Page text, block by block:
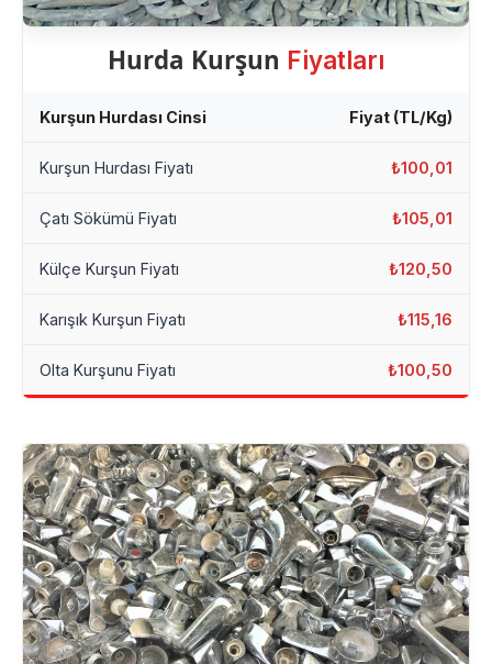
Hurda Kurşun Fiyatları
Kurşun Hurdası Cinsi Fiyat (TL/Kg)
Kurşun Hurdası Fiyatı ₺100,01
Çatı Sökümü Fiyatı ₺105,01
Külçe Kurşun Fiyatı ₺120,50
Karışık Kurşun Fiyatı ₺115,16
Olta Kurşunu Fiyatı ₺100,50